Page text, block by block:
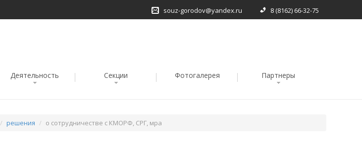
souz-gorodov@yandex.ru 8 (8162) 66-32-75
Деятельность Секции Фотогалерея Партнеры
решения о сотрудничестве с КМОРФ, СРГ, мра